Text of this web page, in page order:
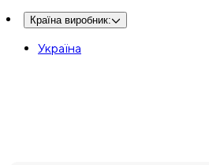
Країна виробник:
Україна